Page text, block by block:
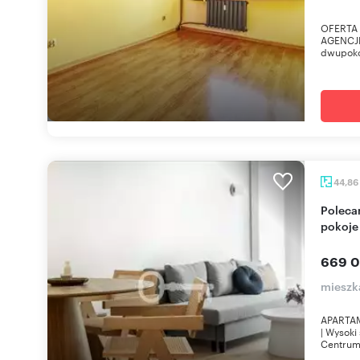
44,86
Polecam nowoczesny apartament inwestycyjny 2
669
|